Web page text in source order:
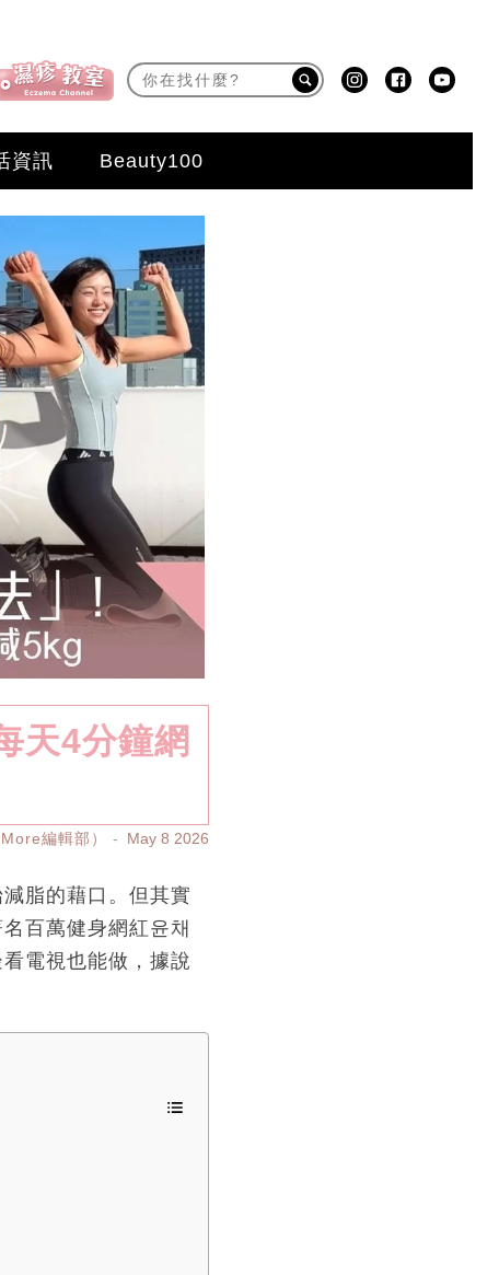
資訊 Beauty100
天4分鐘網
編輯部） May 8 2026
脂的藉口。但其實
百萬健身網紅윤채
電視也能做，據說